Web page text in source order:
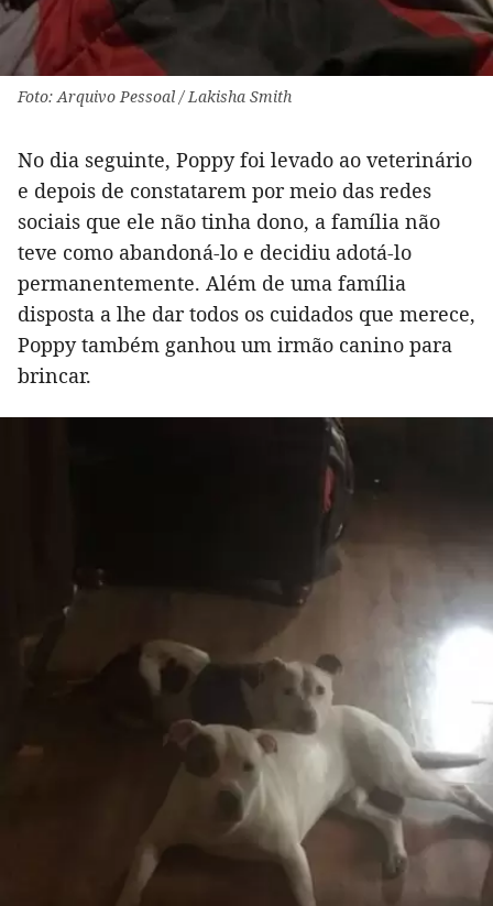
Foto: Arquivo Pessoal / Lakisha Smith
No dia seguinte, Poppy foi levado ao veterinário
e depois de constatarem por meio das redes
sociais que ele não tinha dono, a família não
teve como abandoná-lo e decidiu adotá-lo
permanentemente. Além de uma família
disposta a lhe dar todos os cuidados que merece,
Poppy também ganhou um irmão canino para
brincar.